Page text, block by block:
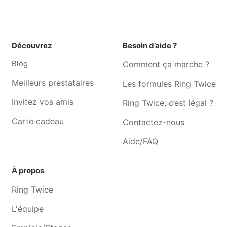
Couturière Ohey
Couturière Bierwart
Couturière Auvelais
Couturière Biesmerée
Découvrez
Blog
Meilleurs prestataires
Invitez vos amis
Carte cadeau
Besoin d’aide ?
Comment ça marche ?
Les formules Ring Twice
Ring Twice, c’est légal ?
Contactez-nous
Aide/FAQ
À propos
Ring Twice
L'équipe